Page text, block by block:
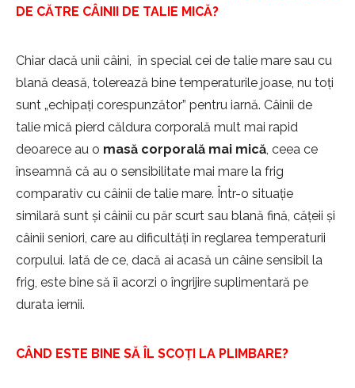
DE CĂTRE CÂINII DE TALIE MICĂ?
Chiar dacă unii câini, în special cei de talie mare sau cu
blană deasă, tolerează bine temperaturile joase, nu toți
sunt „echipați corespunzător” pentru iarnă. Câinii de
talie mică pierd căldura corporală mult mai rapid
deoarece au o masă corporală mai mică , ceea ce
înseamnă că au o sensibilitate mai mare la frig
comparativ cu câinii de talie mare. Într-o situație
similară sunt și câinii cu păr scurt sau blană fină, cățeii și
câinii seniori, care au dificultăți în reglarea temperaturii
corpului. Iată de ce, dacă ai acasă un câine sensibil la
frig, este bine să îi acorzi o îngrijire suplimentară pe
durata iernii.
CÂND ESTE BINE SĂ ÎL SCOȚI LA PLIMBARE?